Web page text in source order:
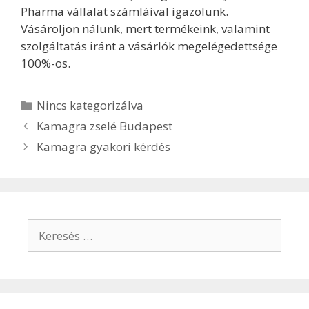
Pharma vállalat számláival igazolunk.
Vásároljon nálunk, mert termékeink, valamint
szolgáltatás iránt a vásárlók megelégedettsége
100%-os.
Kategória
Nincs kategorizálva
Bejegyzés
navigáció
Kamagra zselé Budapest
Kamagra gyakori kérdés